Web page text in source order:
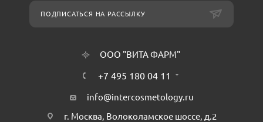
ПОДПИСАТЬСЯ НА РАССЫЛКУ
ООО "ВИТА ФАРМ"
+7 495 180 04 11
info@intercosmetology.ru
г. Москва, Волоколамское шоссе, д.2